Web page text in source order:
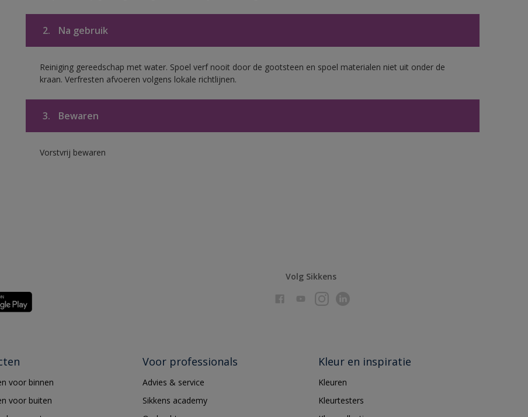
2. Na gebruik
Reiniging gereedschap met water. Spoel verf nooit door de gootsteen en spoel materialen niet uit onder de
kraan. Verfresten afvoeren volgens lokale richtlijnen.
3. Bewaren
Vorstvrij bewaren
Volg Sikkens
voor binnen
voor buiten
Voor professionals
Advies & service
Sikkens academy
Kleur en inspiratie
Kleuren
Kleurtesters